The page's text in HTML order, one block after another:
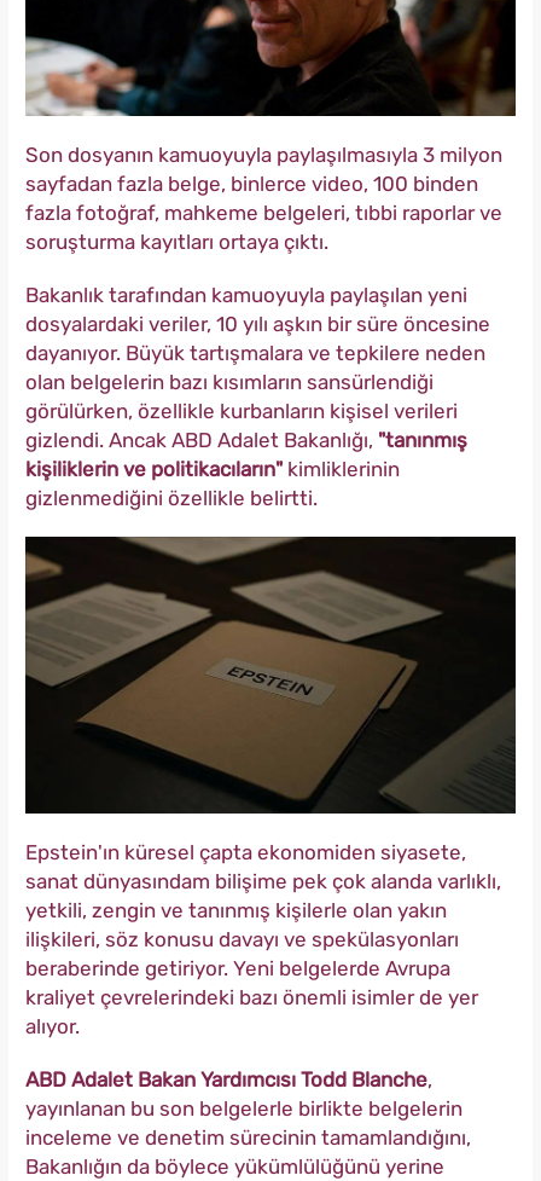
Son dosyanın kamuoyuyla paylaşılmasıyla 3 milyon
sayfadan fazla belge, binlerce video, 100 binden
fazla fotoğraf, mahkeme belgeleri, tıbbi raporlar ve
soruşturma kayıtları ortaya çıktı.
Bakanlık tarafından kamuoyuyla paylaşılan yeni
dosyalardaki veriler, 10 yılı aşkın bir süre öncesine
dayanıyor. Büyük tartışmalara ve tepkilere neden
olan belgelerin bazı kısımların sansürlendiği
görülürken, özellikle kurbanların kişisel verileri
gizlendi. Ancak ABD Adalet Bakanlığı, "tanınmış
kişiliklerin ve politikacıların" kimliklerinin
gizlenmediğini özellikle belirtti.
Epstein'ın küresel çapta ekonomiden siyasete,
sanat dünyasındam bilişime pek çok alanda varlıklı,
yetkili, zengin ve tanınmış kişilerle olan yakın
ilişkileri, söz konusu davayı ve spekülasyonları
beraberinde getiriyor. Yeni belgelerde Avrupa
kraliyet çevrelerindeki bazı önemli isimler de yer
alıyor.
ABD Adalet Bakan Yardımcısı Todd Blanche,
yayınlanan bu son belgelerle birlikte belgelerin
inceleme ve denetim sürecinin tamamlandığını,
Bakanlığın da böylece yükümlülüğünü yerine